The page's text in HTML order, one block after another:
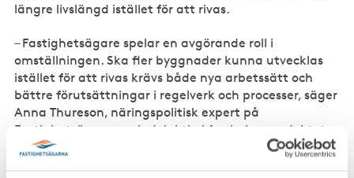
längre livslängd istället för att rivas.
– Fastighetsägare spelar en avgörande roll i
omställningen. Ska fler byggnader kunna utvecklas
istället för att rivas krävs både nya arbetssätt och
bättre förutsättningar i regelverk och processer, säger
Anna Thureson, näringspolitisk expert på
Fastighetsägarna och delaktig i forskningsprojektet.